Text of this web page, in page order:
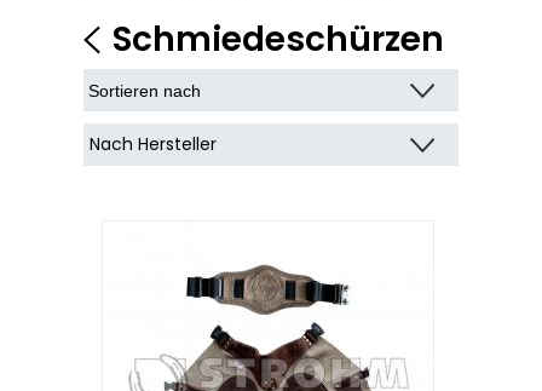
Schmiedeschürzen
Nach Hersteller
Kerckhaert